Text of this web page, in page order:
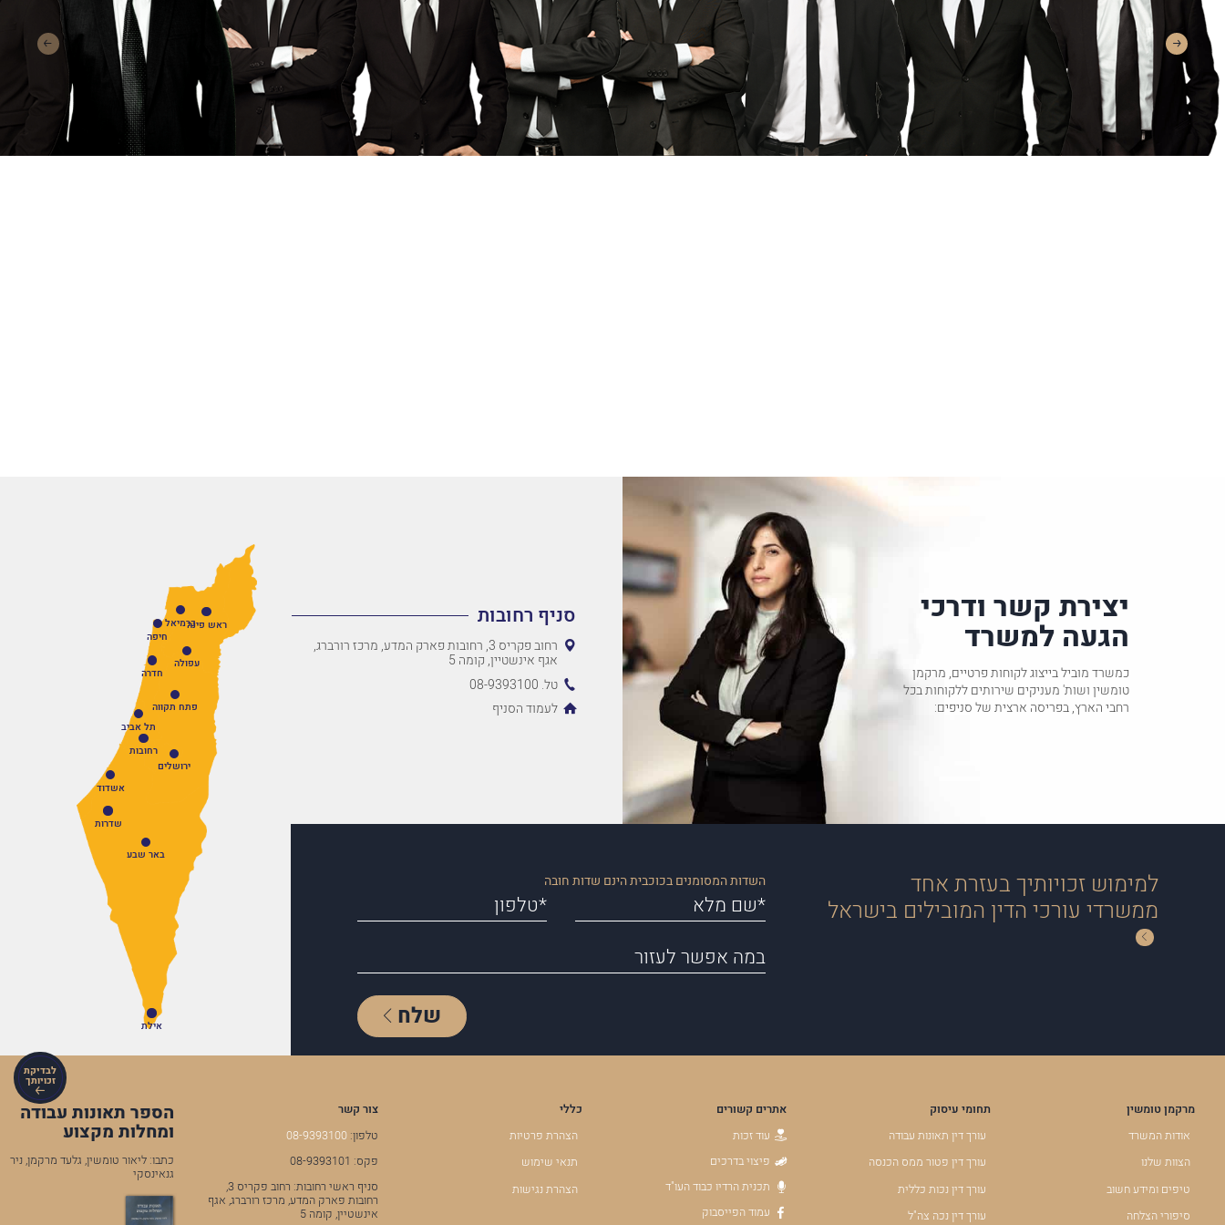
לבדיקת
זכויותך
יצירת קשר ודרכי
הגעה למשרד
כמשרד מוביל בייצוג לקוחות פרטיים, מרקמן
טומשין ושות' מעניקים שירותים ללקוחות בכל
רחבי הארץ, בפריסה ארצית של סניפים:
סניף רחובות
רחוב פקריס 3, רחובות פארק המדע, מרכז רורברג,
אגף אינשטיין, קומה 5
טל. 08-9393100
לעמוד הסניף
רחובות
תל אביב
חיפה
ירושלים
פתח תקווה
חדרה
אילת
באר שבע
אשדוד
שדרות
עפולה
ראש פינהכרמיאל
למימוש זכויותיך בעזרת אחד
ממשרדי עורכי הדין המובילים בישראל
השדות המסומנים בכוכבית הינם שדות חובה
שלח
מרקמן טומשין
אודות המשרד
הצוות שלנו
טיפים ומידע חשוב
סיפורי הצלחה
תחומי עיסוק
עורך דין תאונות עבודה
עורך דין פטור ממס הכנסה
עורך דין נכות כללית
עורך דין נכה צה"ל
אתרים קשורים
עוד זכות
פיצוי בדרכים
תכנית הרדיו כבוד העו"ד
עמוד הפייסבוק
כללי
הצהרת פרטיות
תנאי שימוש
הצהרת נגישות
צור קשר
טלפון: 08-9393100
פקס: 08-9393101
סניף ראשי רחובות: רחוב פקריס 3,
רחובות פארק המדע, מרכז רורברג, אגף
אינשטיין, קומה 5
הספר תאונות עבודה
ומחלות מקצוע
כתבו: ליאור טומשין, גלעד מרקמן, ניר
גנאינסקי